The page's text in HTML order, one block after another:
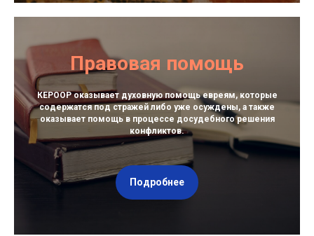
Правовая помощь
КЕРООР оказывает духовную помощь евреям, которые
содержатся под стражей либо уже осуждены, а также
оказывает помощь в процессе досудебного решения
конфликтов.
Подробнее